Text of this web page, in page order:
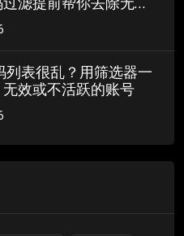
列表很乱？用筛选器一
效或不活跃的账号